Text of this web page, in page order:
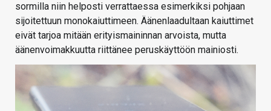
sormilla niin helposti verrattaessa esimerkiksi pohjaan
sijoitettuun monokaiuttimeen. Äänenlaadultaan kaiuttimet
eivät tarjoa mitään erityismaininnan arvoista, mutta
äänenvoimakkuutta riittänee peruskäyttöön mainiosti.